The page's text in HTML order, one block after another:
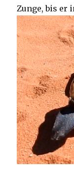
Zunge, bis er